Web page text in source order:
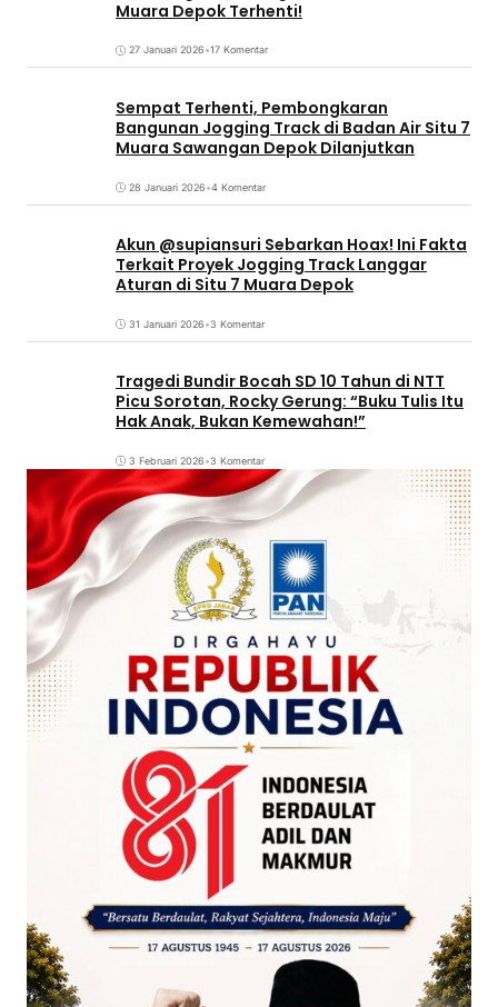
Muara Depok Terhenti!
27 Januari 2026•17 Komentar
Sempat Terhenti, Pembongkaran
Bangunan Jogging Track di Badan Air Situ 7
Muara Sawangan Depok Dilanjutkan
28 Januari 2026•4 Komentar
Akun @supiansuri Sebarkan Hoax! Ini Fakta
Terkait Proyek Jogging Track Langgar
Aturan di Situ 7 Muara Depok
31 Januari 2026•3 Komentar
Tragedi Bundir Bocah SD 10 Tahun di NTT
Picu Sorotan, Rocky Gerung: “Buku Tulis Itu
Hak Anak, Bukan Kemewahan!”
3 Februari 2026•3 Komentar